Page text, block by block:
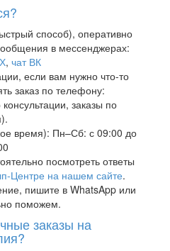
способ), оперативно
в мессенджерах:
, чат ВК
если вам нужно что-то
заказ по телефону:
заказы по
время): Пн–Сб: с 09:00 до
посмотреть ответы
Центре на нашем сайте.
пишите в WhatsApp или
поможем.
заказы на